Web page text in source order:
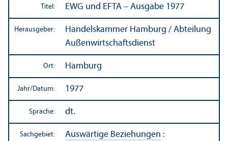
Titel: EWG und EFTA – Ausgabe 1977
Herausgeber:
Handels­kammer Hamburg / Abteilung
Außen­wirtschafts­dienst
Ort: Hamburg
Jahr/Datum: 1977
Sprache: dt.
Sachgebiet: Auswärtige Beziehungen :